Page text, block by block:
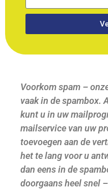
Voorkom spam –
vaak in de spambox.
kunt u in uw
mailservice van uw
toevoegen aan de
het te lang voor u
dan eens in de
doorgaans heel snel